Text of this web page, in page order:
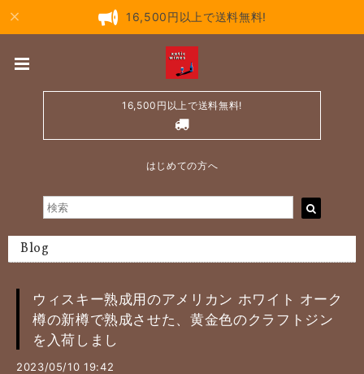
16,500円以上で送料無料!
16,500円以上で送料無料!
はじめての方へ
Blog
ウィスキー熟成用のアメリカン ホワイト オーク
樽の新樽で熟成させた、黄金色のクラフトジン
を入荷しまし
2023/05/10 19:42